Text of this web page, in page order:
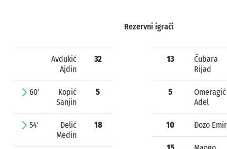
Rezervni igrači
Avdukić
Ajdin
32
60'
Kopić
Sanjin
5
54'
Delić
Medin
18
13
Čubara
Rijad
5
Omeragić
Adel
10 Đozo Emir